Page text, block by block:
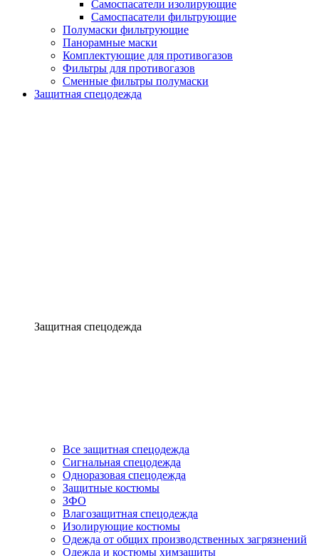
Самоспасатели изолирующие
Самоспасатели фильтрующие
Полумаски фильтрующие
Панорамные маски
Комплектующие для противогазов
Фильтры для противогазов
Сменные фильтры полумаски
Защитная спецодежда
Защитная спецодежда
Все защитная спецодежда
Сигнальная спецодежда
Одноразовая спецодежда
Защитные костюмы
ЗФО
Влагозащитная спецодежда
Изолирующие костюмы
Одежда от общих производственных загрязнений
Одежда и костюмы химзащиты